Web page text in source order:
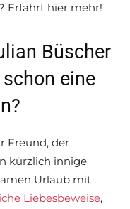
Erfahrt hier mehr!
Büscher
eine
Freund, der
kürzlich innige
Urlaub mit
Liebesbeweise,